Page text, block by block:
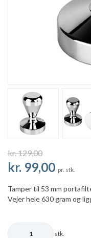
kr. 129,00
kr. 99,00 pr. stk.
Tamper til 53 mm
Vejer hele 630 gram og
stk.